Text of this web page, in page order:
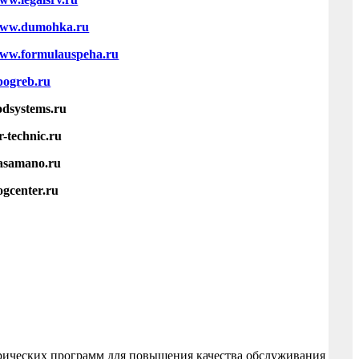
technic.ru
программ для повышения качества обслуживания